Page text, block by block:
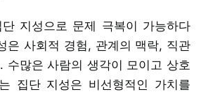
지성으로 문제 극복이 가능하다
은 사회적 경험, 관계의 맥락, 직관
수많은 사람의 생각이 모이고 상호
집단 지성은 비선형적인 가치를